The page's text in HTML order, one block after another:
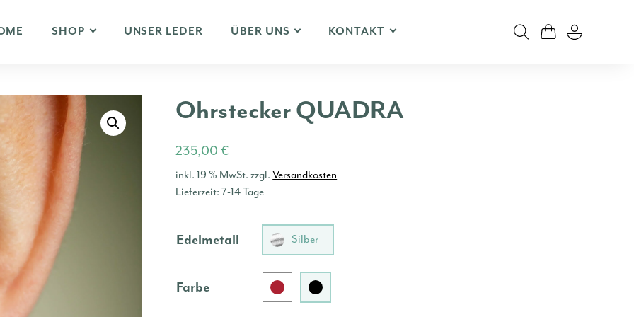
SHOP UNSER LEDER ÜBER UNS KONTAKT
Ohrstecker QUADRA
235,00€
inkl. 19 % MwSt. zzgl.Versandkosten
Lieferzeit:7-14 Tage
Edelmetall Silber
Farbe